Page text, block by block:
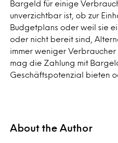
Bargeld für einige
unverzichtbar ist, ob zur
Budgetplans oder weil sie
oder nicht bereit sind,
immer weniger
mag die Zahlung mit
Geschäftspotenzial bieten
About the Author